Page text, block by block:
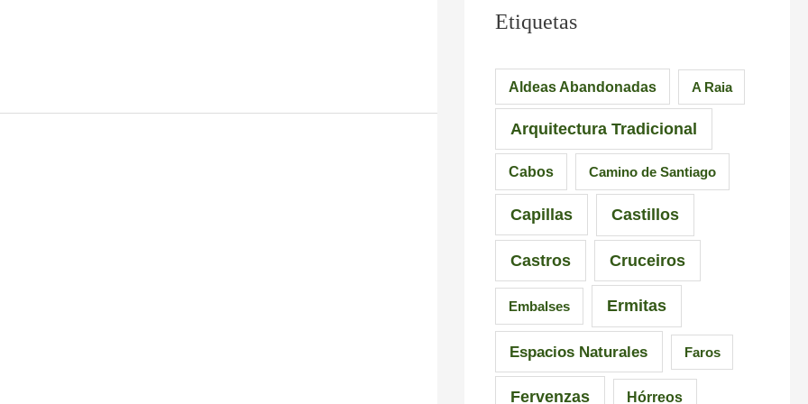
Etiquetas
Aldeas Abandonadas A Raia
Arquitectura Tradicional
Cabos Camino de Santiago
Capillas Castillos
Castros Cruceiros
Embalses Ermitas
Espacios Naturales Faros
Fervenzas Hórreos